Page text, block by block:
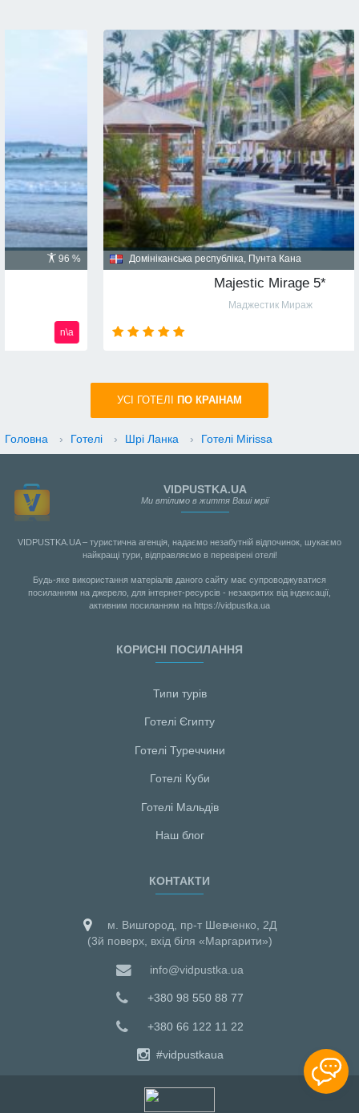
Домініканська республіка, Пунта Кана
Majestic Mirage 5*
УСI ГОТЕЛІ ПО КРАIНАМ
Головна › Готелі › Шрі Ланка › Готелі Mirissa
VIDPUSTKA.UA
Ми втілимо в життя Ваші мрії
VIDPUSTKA.UA – туристична агенція, надаємо незабутній відпочинок, шукаємо
найкращі тури, відправляємо в перевірені отелі!
Будь-яке використання матеріалів даного сайту має супроводжуватися
посиланням на джерело, для інтернет-ресурсів - незакритих від індексації,
активним посиланням на https://vidpustka.ua
КОРИСНІ ПОСИЛАННЯ
Типи турів
Готелі Єгипту
Готелі Туреччини
Готелі Куби
Готелі Мальдiв
Наш блог
КОНТАКТИ
м. Вишгород, пр-т Шевченко, 2Д
(3й поверх, вхід біля «Маргарити»)
info@vidpustka.ua
+380 98 550 88 77
+380 66 122 11 22
#vidpustkaua